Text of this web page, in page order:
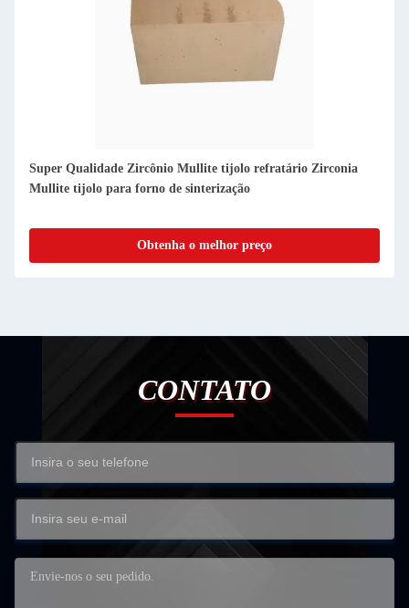
Super Qualidade Zircônio Mullite tijolo refratário Zirconia
Mullite tijolo para forno de sinterização
Obtenha o melhor preço
CONTATO